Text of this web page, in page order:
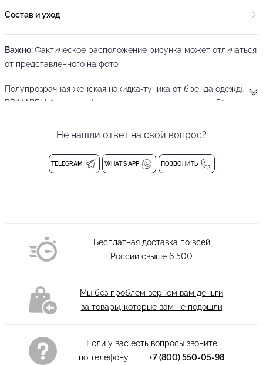
Состав и уход
Важно:Фактическое расположение рисунка может отличаться
от представленного на фото.
Полупрозрачная женская накидка-туника от бренда одежды
PRIMABELLA в новом фирменном цветочном принте. Лёгкая
имеет завязку на поясе для регулировки объёма. Рукава
Прозрачная накидка
Деликатная ручная стирка при ≤ 30°C
Без замачивания: быстро сполосните (до 2 минут) и сразу
никаких порошков
Избегайте машинной сушки: не выкручивайте и не сушите в
Сушка: отожмите через сухое полотенце и разложите
горизонтально вдали от батарей
Не нашли ответ на свой вопрос?
TELEGRAM WHAT'S APP ПОЗВОНИТЬ
Бесплатная доставка по всей
России свыше 6 500
Мы без проблем вернем вам деньги
за товары, которые вам не подошли
Если у вас есть вопросы звоните
по телефону
+7 (800) 550-05-98